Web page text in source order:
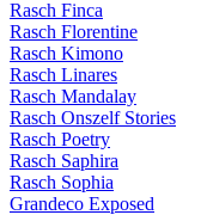
Rasch Finca
Rasch Florentine
Rasch Kimono
Rasch Linares
Rasch Mandalay
Rasch Onszelf Stories
Rasch Poetry
Rasch Saphira
Rasch Sophia
Grandeco Exposed